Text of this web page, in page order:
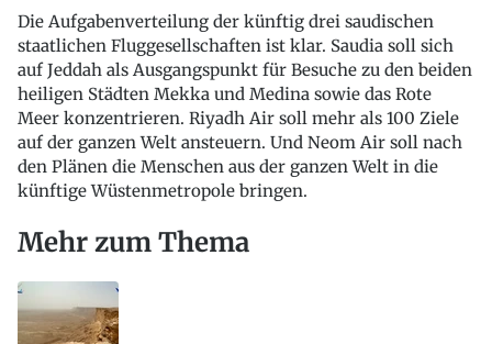
Die Aufgabenverteilung der künftig drei saudischen
staatlichen Fluggesellschaften ist klar. Saudia soll sich
auf Jeddah als Ausgangspunkt für Besuche zu den beiden
heiligen Städten Mekka und Medina sowie das Rote
Meer konzentrieren. Riyadh Air soll mehr als 100 Ziele
auf der ganzen Welt ansteuern. Und Neom Air soll nach
den Plänen die Menschen aus der ganzen Welt in die
künftige Wüstenmetropole bringen.
Mehr zum Thema